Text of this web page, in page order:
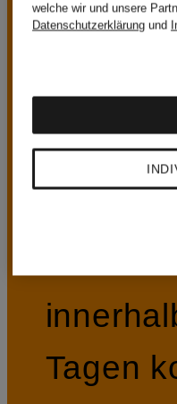
30 Tage
können
Tagen
welche wir und unsere
Datenschutzerklärung und